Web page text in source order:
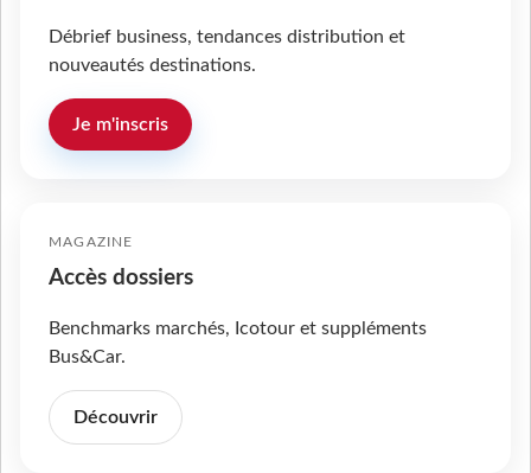
Débrief business, tendances distribution et
nouveautés destinations.
Je m'inscris
MAGAZINE
Accès dossiers
Benchmarks marchés, Icotour et suppléments
Bus&Car.
Découvrir